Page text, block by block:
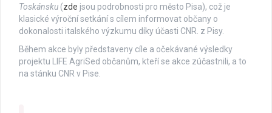
Toskánsku (zde jsou podrobnosti pro město Pisa), což je
klasické výroční setkání s cílem informovat občany o
dokonalosti italského výzkumu díky účasti CNR. z Pisy.
Během akce byly představeny cíle a očekávané výsledky
projektu LIFE AgriSed občanům, kteří se akce zúčastnili, a to
na stánku CNR v Pise.